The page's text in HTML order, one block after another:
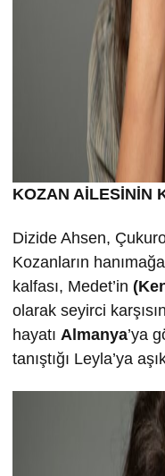
KOZAN AİLESİNİN
Dizide Ahsen,
Kozanların
kalfası, Medet’in
olarak seyirci
hayatı Almanya’ya
tanıştığı Leyla’ya